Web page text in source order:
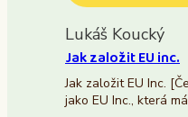
Lukáš Koucký
Jak založit EU inc.
Jak založit EU Inc.
jako EU Inc., která